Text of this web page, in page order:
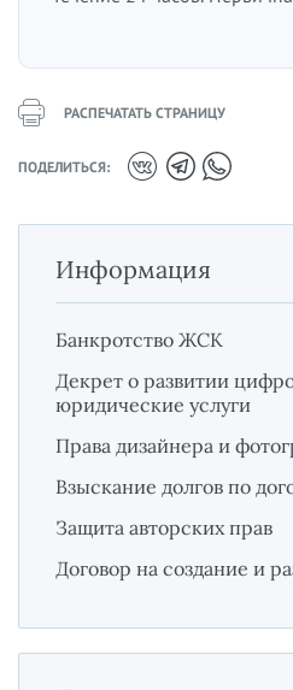
РАСПЕЧАТАТЬ СТРАНИЦУ
ПОДЕЛИТЬСЯ:
Информация
Банкротство ЖСК
Декрет о развитии
юридические услуги
Права дизайнера и
Взыскание долгов по
Защита авторских прав
Договор на создание и